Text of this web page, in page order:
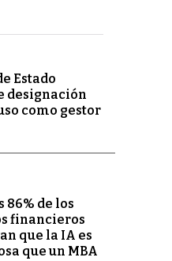
Estado
designación
como gestor
86% de los
financieros
que la IA es
que un MBA